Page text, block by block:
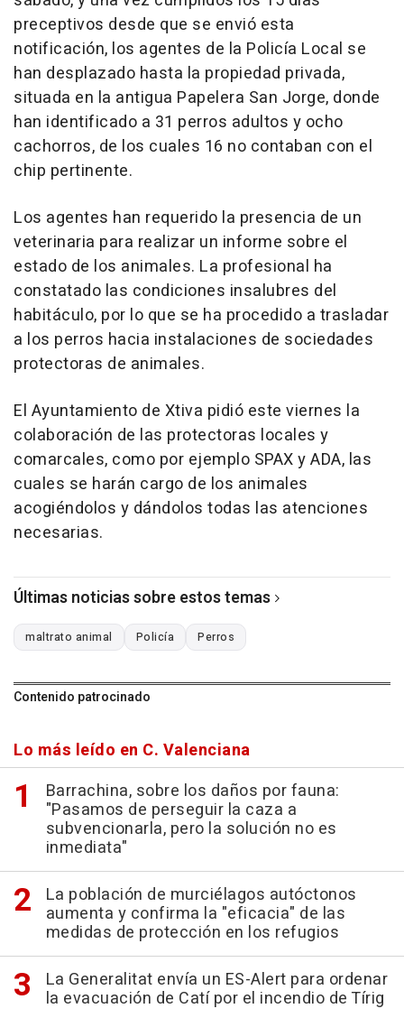
preceptivos desde que se envió esta
notificación, los agentes de la Policía Local se
han desplazado hasta la propiedad privada,
situada en la antigua Papelera San Jorge, donde
han identificado a 31 perros adultos y ocho
cachorros, de los cuales 16 no contaban con el
chip pertinente.
Los agentes han requerido la presencia de un
veterinaria para realizar un informe sobre el
estado de los animales. La profesional ha
constatado las condiciones insalubres del
habitáculo, por lo que se ha procedido a trasladar
a los perros hacia instalaciones de sociedades
protectoras de animales.
El Ayuntamiento de Xtiva pidió este viernes la
colaboración de las protectoras locales y
comarcales, como por ejemplo SPAX y ADA, las
cuales se harán cargo de los animales
acogiéndolos y dándolos todas las atenciones
necesarias.
Últimas noticias sobre estos temas
maltrato animal Policía Perros
Contenido patrocinado
Lo más leído en C. Valenciana
Barrachina, sobre los daños por fauna:
"Pasamos de perseguir la caza a
subvencionarla, pero la solución no es
inmediata"
La población de murciélagos autóctonos
aumenta y confirma la "eficacia" de las
medidas de protección en los refugios
La Generalitat envía un ES-Alert para ordenar
la evacuación de Catí por el incendio de Tírig